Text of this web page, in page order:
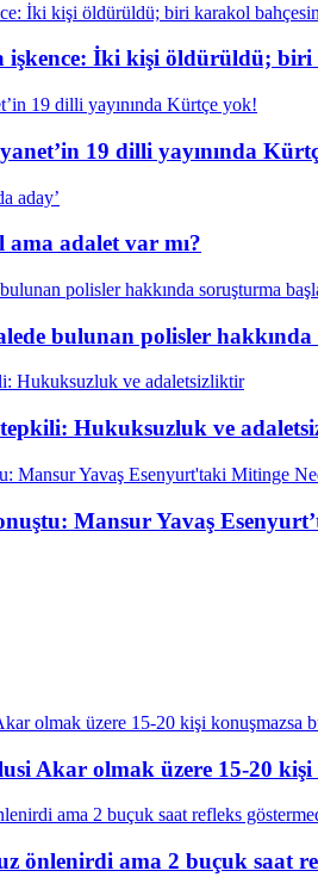
İki kişi öldürüldü; biri
19 dilli yayınında
ama adalet var mı?
bulunan polisler hakkında
Hukuksuzluk ve
Mansur Yavaş
Akar olmak üzere 15-20 kişi
önlenirdi ama 2 buçuk saat